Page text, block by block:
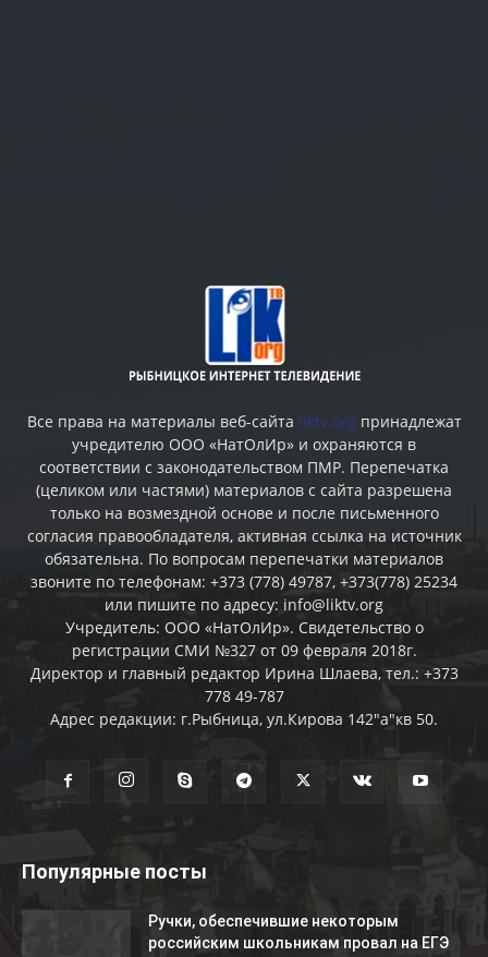
Все права на материалы веб-сайта liktv.org принадлежат
учредителю ООО «НатОлИр» и охраняются в
соответствии с законодательством ПМР. Перепечатка
(целиком или частями) материалов c сайта разрешена
только на возмездной основе и после письменного
согласия правообладателя, активная ссылка на источник
обязательна. По вопросам перепечатки материалов
звоните по телефонам: +373 (778) 49787, +373(778) 25234
или пишите по адресу: info@liktv.org
Учредитель: ООО «НатОлИр». Свидетельство о
регистрации СМИ №327 от 09 февраля 2018г.
Директор и главный редактор Ирина Шлаева, тел.: +373
778 49-787
Адрес редакции: г.Рыбница, ул.Кирова 142"а"кв 50.
Популярные посты
Ручки, обеспечившие некоторым
российским школьникам провал на ЕГЭ